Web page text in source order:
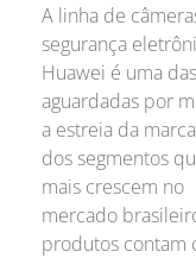
A linha de
segurança
Huawei é uma
aguardadas por
a estreia da
dos segmentos
mais crescem no
mercado
produtos contam